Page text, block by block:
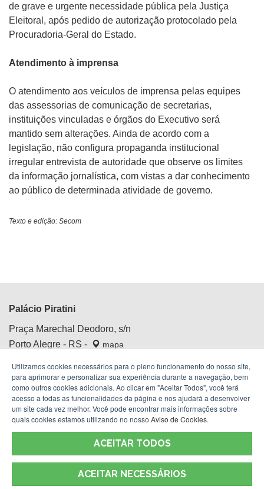
de grave e urgente necessidade pública pela Justiça
Eleitoral, após pedido de autorização protocolado pela
Procuradoria-Geral do Estado.
Atendimento à imprensa
O atendimento aos veículos de imprensa pelas equipes
das assessorias de comunicação de secretarias,
instituições vinculadas e órgãos do Executivo será
mantido sem alterações. Ainda de acordo com a
legislação, não configura propaganda institucional
irregular entrevista de autoridade que observe os limites
da informação jornalística, com vistas a dar conhecimento
ao público de determinada atividade de governo.
Texto e edição: Secom
Palácio Piratini
Praça Marechal Deodoro, s/n
Porto Alegre - RS -
mapa
Fone:(51) 3210.4100
Termos de Uso
Utilizamos cookies necessários para o pleno funcionamento do nosso site,
para aprimorar e personalizar sua experiência durante a navegação, bem
como outros cookies adicionais. Ao clicar em "Aceitar Todos", você terá
acesso a todas as funcionalidades da página e nos ajudará a desenvolver
um site cada vez melhor. Você pode encontrar mais informações sobre
quais cookies estamos utilizando no nosso Aviso de Cookies.
ACEITAR TODOS
ACEITAR NECESSÁRIOS